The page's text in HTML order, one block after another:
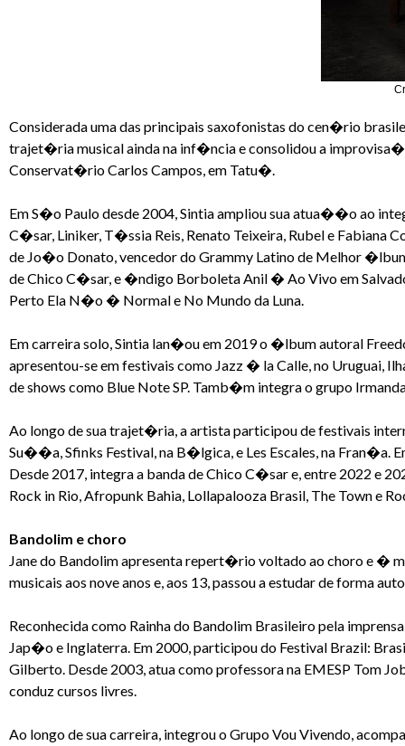
Considerada uma das principais saxofonistas do cen�rio
trajet�ria musical ainda na inf�ncia e consolidou a
Conservat�rio Carlos Campos, em Tatu�.
Em S�o Paulo desde 2004, Sintia ampliou sua atua��o ao
C�sar, Liniker, T�ssia Reis, Renato Teixeira, Rubel e Fabiana
de Jo�o Donato, vencedor do Grammy Latino de Melhor
de Chico C�sar, e �ndigo Borboleta Anil � Ao Vivo em
Perto Ela N�o � Normal e No Mundo da Luna.
Em carreira solo, Sintia lan�ou em 2019 o �lbum autoral
apresentou-se em festivais como Jazz � la Calle, no Uruguai,
de shows como Blue Note SP. Tamb�m integra o grupo
Ao longo de sua trajet�ria, a artista participou de festivais
Su��a, Sfinks Festival, na B�lgica, e Les Escales, na Fran�a.
Desde 2017, integra a banda de Chico C�sar e, entre 2022 e
Rock in Rio, Afropunk Bahia, Lollapalooza Brasil, The Town e
Bandolim e choro
Jane do Bandolim apresenta repert�rio voltado ao choro e �
musicais aos nove anos e, aos 13, passou a estudar de forma
Reconhecida como Rainha do Bandolim Brasileiro pela
Jap�o e Inglaterra. Em 2000, participou do Festival Brazil:
Gilberto. Desde 2003, atua como professora na EMESP Tom
conduz cursos livres.
Ao longo de sua carreira, integrou o Grupo Vou Vivendo,